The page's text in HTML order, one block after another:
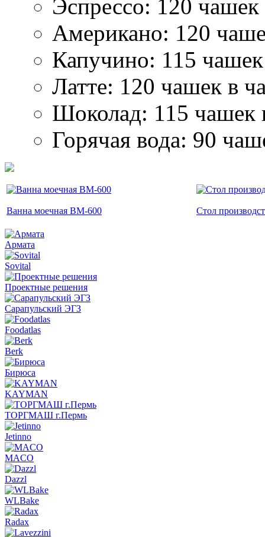
Эспрессо: 120 чашек
Американо: 120
Капучино: 115 чашек
Латте: 120 чашек в
Шоколад: 115 чашек
Горячая вода: 90
Ванна моечная ВМ-600 Стол
Армата
Sovital
Проектные решения
Сарапульский ЭГЗ
Foodatlas
Berk
Бирюса
KAYMAN
ТОРГМАШ г.Пермь
Jetinno
MACO
Dazzl
WLBake
Radax